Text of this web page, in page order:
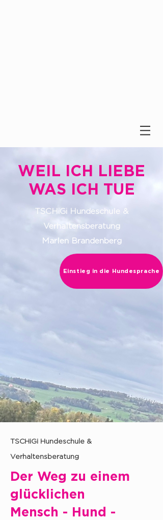
WEIL ICH LIEBE
WAS ICH TUE
TSCHiGi Hundeschule &
Verhaltensberatung
Marlen Brandenberg
Einstieg in die Hundesprache
TSCHiGi Hundeschule &
Verhaltensberatung
Der Weg zu einem
glücklichen
Mensch - Hund -